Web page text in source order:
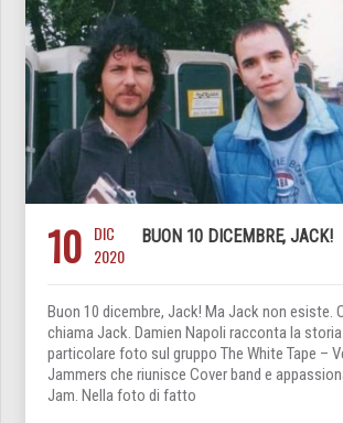
10 DIC
2020
BUON 10 DICEMBRE, JACK!
Buon 10 dicembre, Jack! Ma Jack non esiste.
chiama Jack. Damien Napoli racconta la
particolare foto sul gruppo The White Tape –
Jammers che riunisce Cover band e
Jam. Nella foto di fatto